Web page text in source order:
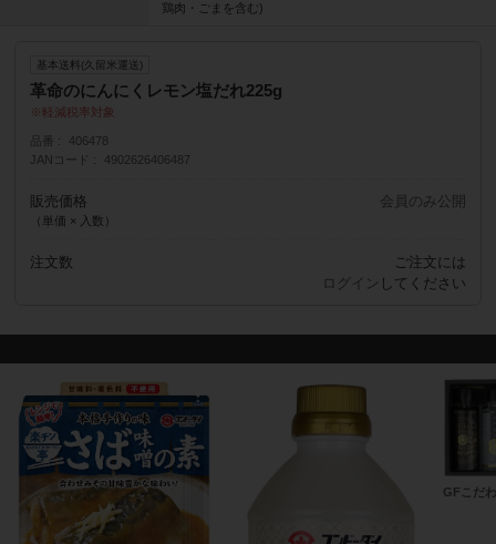
鶏肉・ごまを含む)
基本送料(久留米運送)
革命のにんにくレモン塩だれ225g
軽減税率対象
品番
406478
JANコード
4902626406487
販売価格
（単価 × 入数）
会員のみ公開
注文数
ご注文には
ログイン してください
GFこだ